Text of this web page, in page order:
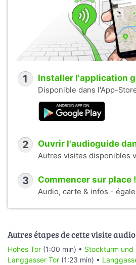
1 Installer l'application
Disponible dans l'App-
2 Ouvrir l'audioguide
Autres visites disponibles
3 Commencer sur place !
Audio, carte & infos -
Autres étapes de cette visite audio
Hohes Tor (1:00 min) • Stockturm und
Langgasser Tor (1:23 min) •